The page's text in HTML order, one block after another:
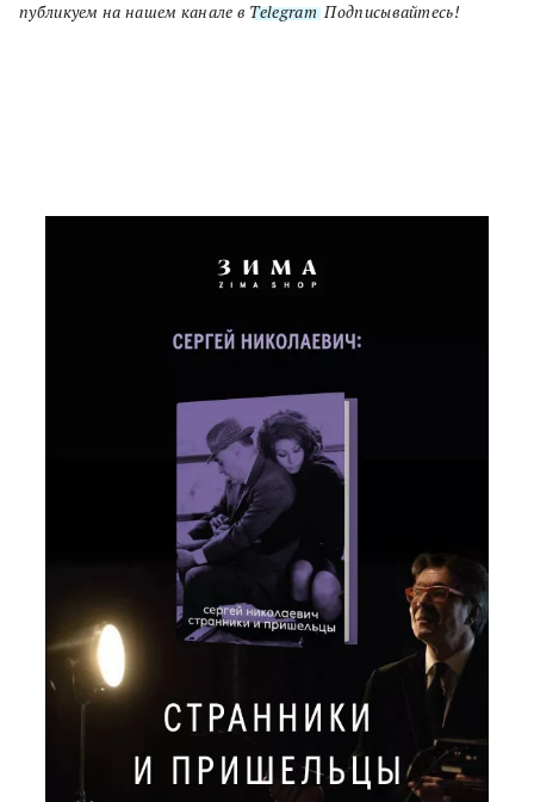
публикуем на нашем канале в Telegram. Подписывайтесь!